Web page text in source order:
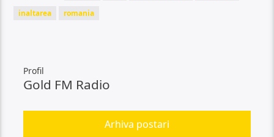
inaltarea
romania
Profil
Gold FM Radio
Arhiva postari